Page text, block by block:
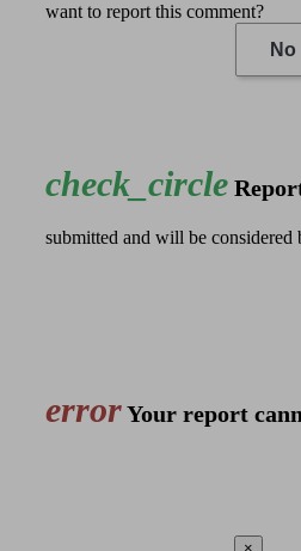
want to report this comment?
No
check_circle
submitted and will be considered
errorYour report